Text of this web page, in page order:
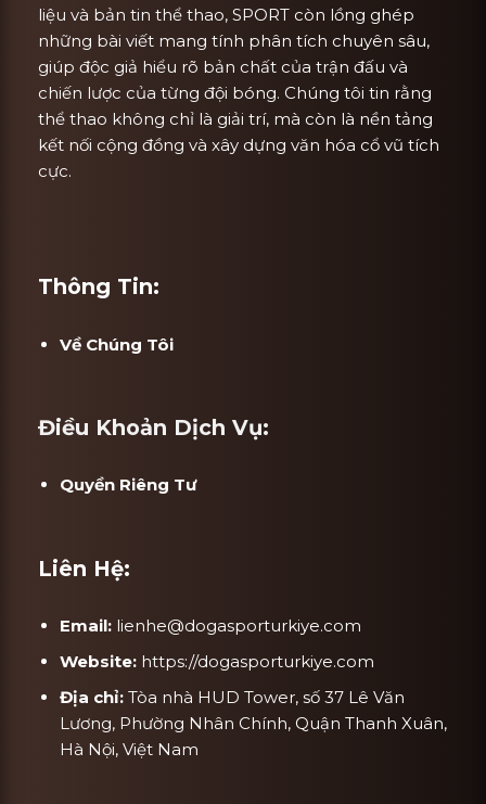
liệu và bản tin thể thao, SPORT còn lồng ghép
những bài viết mang tính phân tích chuyên sâu,
giúp độc giả hiểu rõ bản chất của trận đấu và
chiến lược của từng đội bóng. Chúng tôi tin rằng
thể thao không chỉ là giải trí, mà còn là nền tảng
kết nối cộng đồng và xây dựng văn hóa cổ vũ tích
cực.
Thông Tin:
Về Chúng Tôi
Điều Khoản Dịch Vụ:
Quyền Riêng Tư
Liên Hệ:
Email: lienhe@dogasporturkiye.com
Website: https://dogasporturkiye.com
Địa chỉ: Tòa nhà HUD Tower, số 37 Lê Văn
Lương, Phường Nhân Chính, Quận Thanh Xuân,
Hà Nội, Việt Nam